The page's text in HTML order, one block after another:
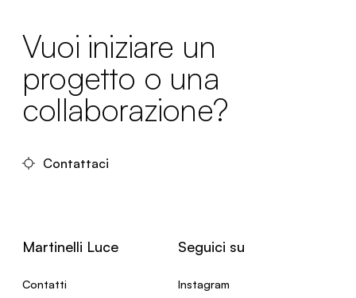
Vuoi iniziare un
progetto o una
collaborazione?
Contattaci
Martinelli Luce
Contatti
Seguici su
Instagram